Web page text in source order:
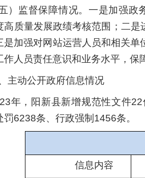
五）监督保障情况。一是加强
高质量发展政绩考核范围；二
是加强对网站运营人员和相关
作人员责任意识和业务水平，
主动公开政府信息情况
年，阳新县新增规范性文件
罚6238条、行政强制1456条。
信息内容